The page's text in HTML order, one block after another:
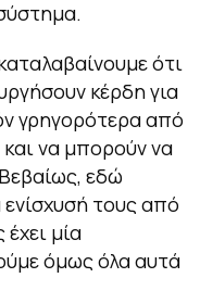
ότι
κέρδη για
γρηγορότερα από
να μπορούν να
εδώ
τους από
μία
όμως όλα αυτά